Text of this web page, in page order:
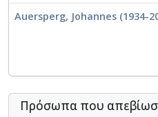
Auersperg, Johannes (1934-
Πρόσωπα που